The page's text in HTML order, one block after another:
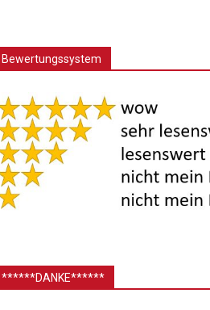
Bewertungssystem
******DANKE******